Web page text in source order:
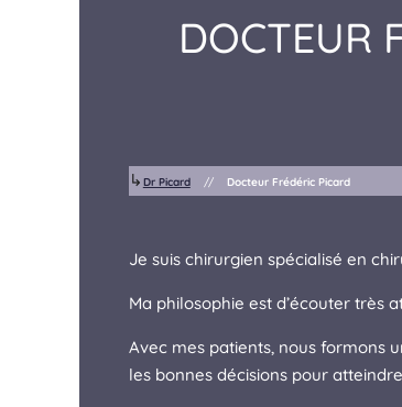
DOCTEUR
↳ Dr Picard// Docteur Frédéric Picard
Je suis chirurgien spécialisé en
Ma philosophie est d’écouter très
Avec mes patients, nous formons
les bonnes décisions pour